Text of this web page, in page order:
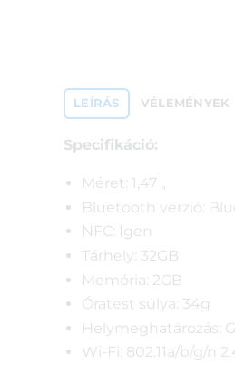
LEÍRÁS VÉLEMÉNYEK
Specifikáció:
Méret: 1,47 „
Bluetooth verzió:
NFC: Igen
Tárhely: 32GB
Memória: 2GB
Óratest súlya: 34g
Helymeghatározás:
Wi-Fi: 802.11a/b/g/n